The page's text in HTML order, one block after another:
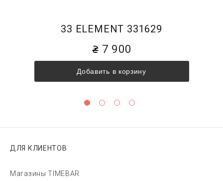
33 ELEMENT 331629
7 900
Добавить в корзину
ДЛЯ КЛИЕНТОВ
Магазины TIMEBAR